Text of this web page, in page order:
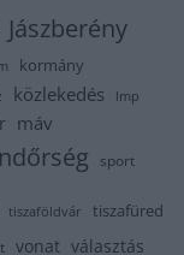
Jászberény
kormány
közlekedés lmp
máv
sport
tiszaföldvár tiszafüred
vonat választás